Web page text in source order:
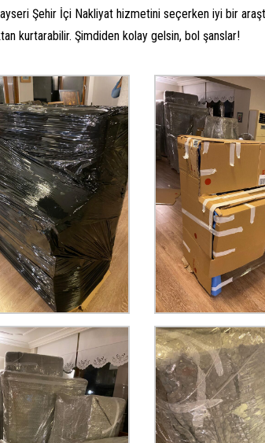
Şehir İçi Nakliyat hizmetini seçerken iyi bir
kurtarabilir. Şimdiden kolay gelsin, bol şanslar!